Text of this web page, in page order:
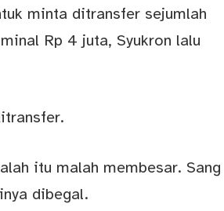
minta ditransfer sejumlah
Rp 4 juta, Syukron lalu
itu malah membesar. Sang
dibegal.